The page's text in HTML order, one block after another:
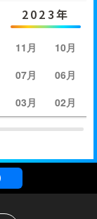
2023年
11月 10月
07月 06月
03月 02月